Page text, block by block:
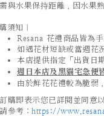
與水果保持距離，因水果
須知｜
Resana 花禮商品皆為
如遇花材短缺或當週花
本店提供指定「出貨日
週日本店及黑貓宅急便
由於鮮花花禮較為脆弱
購即表示您已詳閱並同意
參考： https://